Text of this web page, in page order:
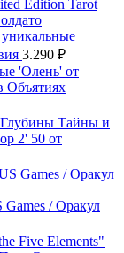
3.290 ₽
'Олень' от
Объятиях
Глубины Тайны и
2' 50 от
/ Оракул